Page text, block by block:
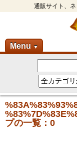
通販サイト、
Menu ▼
プの一覧：0